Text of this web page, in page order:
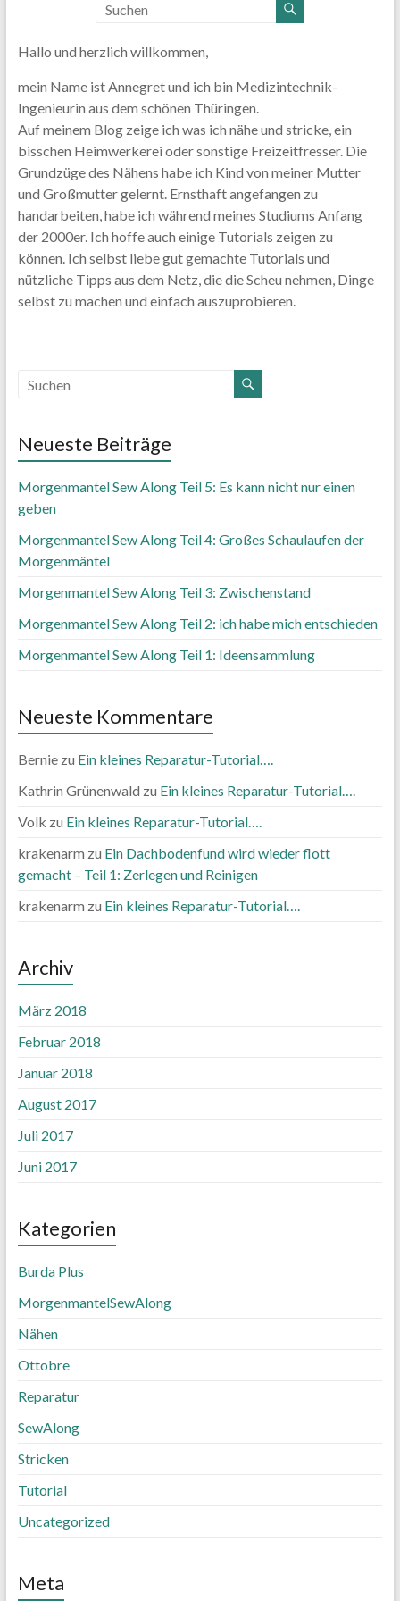
Hallo und herzlich willkommen,
mein Name ist Annegret und ich bin Medizintechnik-
Ingenieurin aus dem schönen Thüringen.
Auf meinem Blog zeige ich was ich nähe und stricke, ein
bisschen Heimwerkerei oder sonstige Freizeitfresser. Die
Grundzüge des Nähens habe ich Kind von meiner Mutter
und Großmutter gelernt. Ernsthaft angefangen zu
handarbeiten, habe ich während meines Studiums Anfang
der 2000er. Ich hoffe auch einige Tutorials zeigen zu
können. Ich selbst liebe gut gemachte Tutorials und
nützliche Tipps aus dem Netz, die die Scheu nehmen, Dinge
selbst zu machen und einfach auszuprobieren.
Neueste Beiträge
Morgenmantel Sew Along Teil 5: Es kann nicht nur einen
geben
Morgenmantel Sew Along Teil 4: Großes Schaulaufen der
Morgenmäntel
Morgenmantel Sew Along Teil 3: Zwischenstand
Morgenmantel Sew Along Teil 2: ich habe mich entschieden
Morgenmantel Sew Along Teil 1: Ideensammlung
Neueste Kommentare
Berniezu Ein kleines Reparatur-Tutorial….
Kathrin Grünenwald zu Ein kleines Reparatur-Tutorial….
Volk zu Ein kleines Reparatur-Tutorial….
krakenarm zu Ein Dachbodenfund wird wieder flott
gemacht – Teil 1: Zerlegen und Reinigen
krakenarm zu Ein kleines Reparatur-Tutorial….
Archiv
März 2018
Februar 2018
Januar 2018
August 2017
Juli 2017
Juni 2017
Kategorien
Burda Plus
MorgenmantelSewAlong
Nähen
Ottobre
Reparatur
SewAlong
Stricken
Tutorial
Uncategorized
Meta